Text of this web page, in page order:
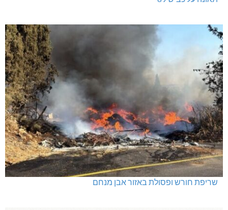
שריפת חורש ופסולת באזור אבן מנחם